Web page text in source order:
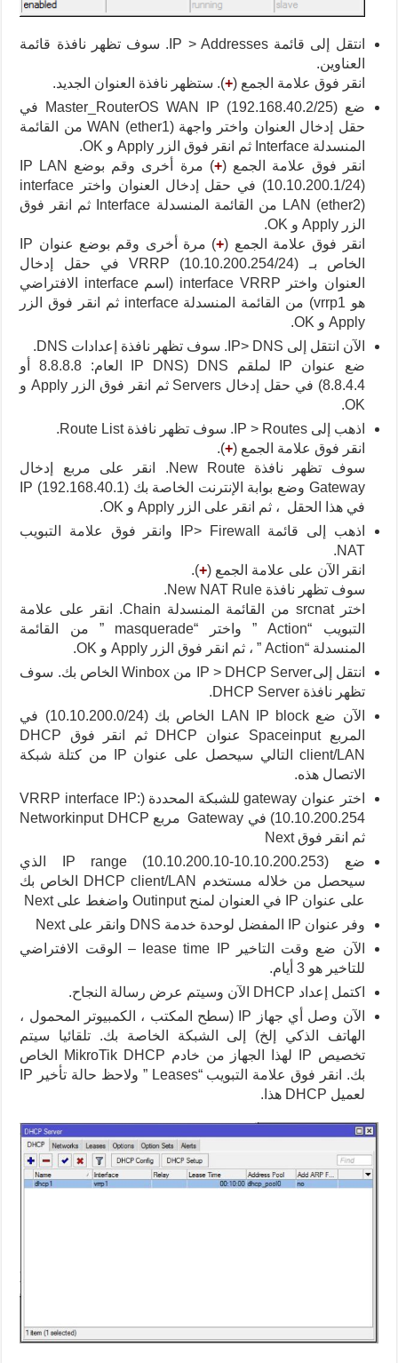
انتقل إلى قائمة IP > Addresses. سوف تظهر نافذة قائمة
العناوين.
انقر فوق علامة الجمع (+). ستظهر نافذة العنوان الجديد.
ضع Master_RouterOS WAN IP (192.168.40.2/25) في
حقل إدخال العنوان واختر واجهة WAN (ether1) من القائمة
المنسدلة Interface ثم انقر فوق الزر Apply و OK.
انقر فوق علامة الجمع (+
) مرة أخرى وقم بوضع IP LAN
(10.10.200.1/24) في حقل إدخال العنوان واختر interface
LAN (ether2) من القائمة المنسدلة Interface ثم انقر فوق
الزر Apply و OK.
انقر فوق علامة الجمع (+
) مرة أخرى وقم بوضع عنوان IP
الخاص بـ VRRP (10.10.200.254/24) في حقل إدخال
العنوان واختر interface VRRP (اسم interface الافتراضي
هو vrrp1) من القائمة المنسدلة interface ثم انقر فوق الزر
Apply و OK.
الآن انتقل إلى IP> DNS. سوف تظهر نافذة إعدادات DNS.
ضع عنوان IP لملقم DNS (IP DNS العام: 8.8.8.8 أو
8.8.4.4) في حقل إدخال Servers ثم انقر فوق الزر Apply و
OK.
اذهب إلى IP > Routes. سوف تظهر نافذة Route List.
انقر فوق علامة الجمع (+
).
سوف تظهر نافذة New Route. انقر على مربع إدخال
Gateway وضع بوابة الإنترنت الخاصة بك IP (192.168.40.1)
في هذا الحقل ، ثم انقر على الزر Apply و OK.
اذهب إلى قائمة IP> Firewall وانقر فوق علامة التبويب
NAT.
انقر الآن على علامة الجمع (+
).
سوف تظهر نافذة New NAT Rule.
اختر srcnat من القائمة المنسدلة Chain. انقر على علامة
التبويب “Action ” واختر “masquerade ” من القائمة
المنسدلة “Action ” ، ثم انقر فوق الزر Apply و OK.
انتقل إلىIP > DHCP Server من Winbox الخاص بك. سوف
تظهر نافذة DHCP Server.
الآن ضع LAN IP block الخاص بك (10.10.200.0/24) في
المربع Spaceinput عنوان DHCP ثم انقر فوق DHCP
client/LAN التالي سيحصل على عنوان IP من كتلة شبكة
الاتصال هذه.
اختر عنوان gateway للشبكة المحددة (VRRP interface IP:
10.10.200.254) في Gateway مربع Networkinput DHCP
ثم انقر فوق Next
ضع IP range (10.10.200.10-10.10.200.253) الذي
سيحصل من خلاله مستخدم DHCP client/LAN الخاص بك
على عنوان IP في العنوان لمنح Outinput واضغط على Next
وفر عنوان IP المفضل لوحدة خدمة DNS وانقر على Next
الآن ضع وقت التاخير lease time IP – الوقت الافتراضي
للتاخير هو 3 أيام.
اكتمل إعداد DHCP الآن وسيتم عرض رسالة النجاح.
الآن وصل أي جهاز IP (سطح المكتب ، الكمبيوتر المحمول ،
الهاتف الذكي إلخ) إلى الشبكة الخاصة بك. تلقائيا سيتم
تخصيص IP لهذا الجهاز من خادم MikroTik DHCP الخاص
بك. انقر فوق علامة التبويب “Leases ” ولاحظ حالة تأخير IP
لعميل DHCP هذا.